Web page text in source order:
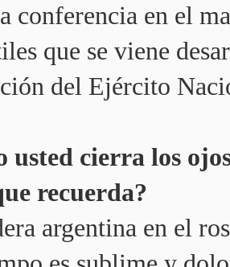
conferencia en el
que se viene
del Ejército
cierra los
recuerda?
argentina en el